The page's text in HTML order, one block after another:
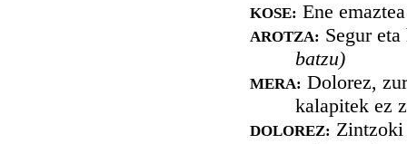
KOSE: Ene
AROTZA: Segur
batzu)
MERA: Dolorez,
kalapitek ez
DOLOREZ: Zintzoki